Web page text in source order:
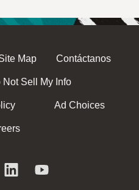
Map Contáctanos
Not Sell My Info
Ad Choices